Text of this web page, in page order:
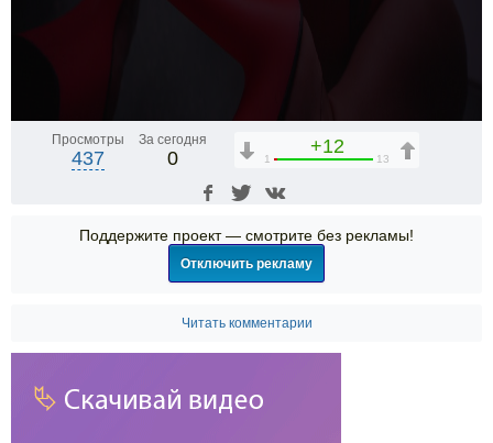
Просмотры
437
За сегодня
0
+12
1 13
Поддержите проект — смотрите без рекламы!
Отключить рекламу
Читать комментарии